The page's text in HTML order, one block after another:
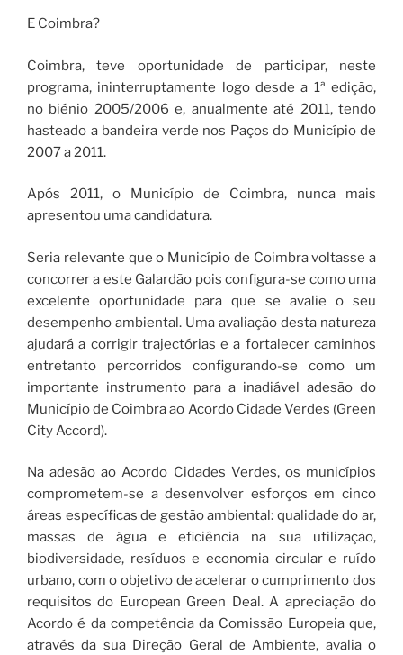
E Coimbra?
Coimbra, teve oportunidade de participar, neste
programa, ininterruptamente logo desde a 1ª edição,
no biénio 2005/2006 e, anualmente até 2011, tendo
hasteado a bandeira verde nos Paços do Município de
2007 a 2011.
Após 2011, o Município de Coimbra, nunca mais
apresentou uma candidatura.
Seria relevante que o Município de Coimbra voltasse a
concorrer a este Galardão pois configura-se como uma
excelente oportunidade para que se avalie o seu
desempenho ambiental. Uma avaliação desta natureza
ajudará a corrigir trajectórias e a fortalecer caminhos
entretanto percorridos configurando-se como um
importante instrumento para a inadiável adesão do
Município de Coimbra ao Acordo Cidade Verdes (Green
City Accord).
Na adesão ao Acordo Cidades Verdes, os municípios
comprometem-se a desenvolver esforços em cinco
áreas específicas de gestão ambiental: qualidade do ar,
massas de água e eficiência na sua utilização,
biodiversidade, resíduos e economia circular e ruído
urbano, com o objetivo de acelerar o cumprimento dos
requisitos do European Green Deal. A apreciação do
Acordo é da competência da Comissão Europeia que,
através da sua Direção Geral de Ambiente, avalia o